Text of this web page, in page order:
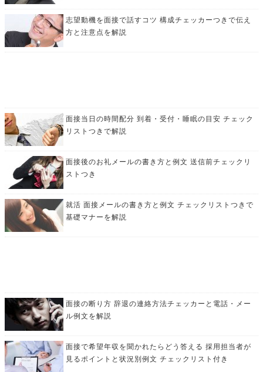
志望動機を面接で話すコツ 構成チェッカーつきで伝え
方と注意点を解説
面接当日の時間配分 到着・受付・睡眠の目安 チェック
リストつきで解説
面接後のお礼メールの書き方と例文 送信前チェックリ
ストつき
就活 面接メールの書き方と例文 チェックリストつきで
基礎マナーを解説
面接の断り方 辞退の連絡方法チェッカーと電話・メー
ル例文を解説
面接で希望年収を聞かれたらどう答える 採用担当者が
見るポイントと状況別例文 チェックリスト付き